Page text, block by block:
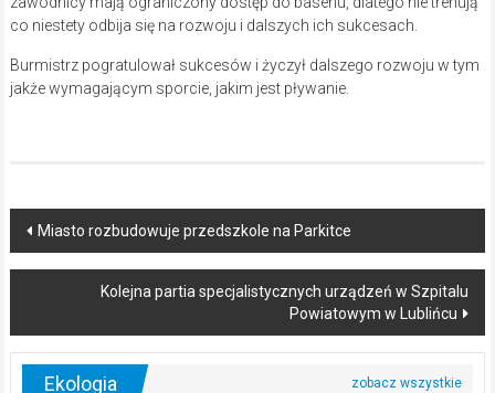
co niestety odbija się na rozwoju i dalszych ich sukcesach.
Burmistrz pogratulował sukcesów i życzył dalszego rozwoju w tym
jakże wymagającym sporcie, jakim jest pływanie.
Post
navigation
Miasto rozbudowuje przedszkole na Parkitce
Kolejna partia specjalistycznych urządzeń w Szpitalu
Powiatowym w Lublińcu
Ekologia